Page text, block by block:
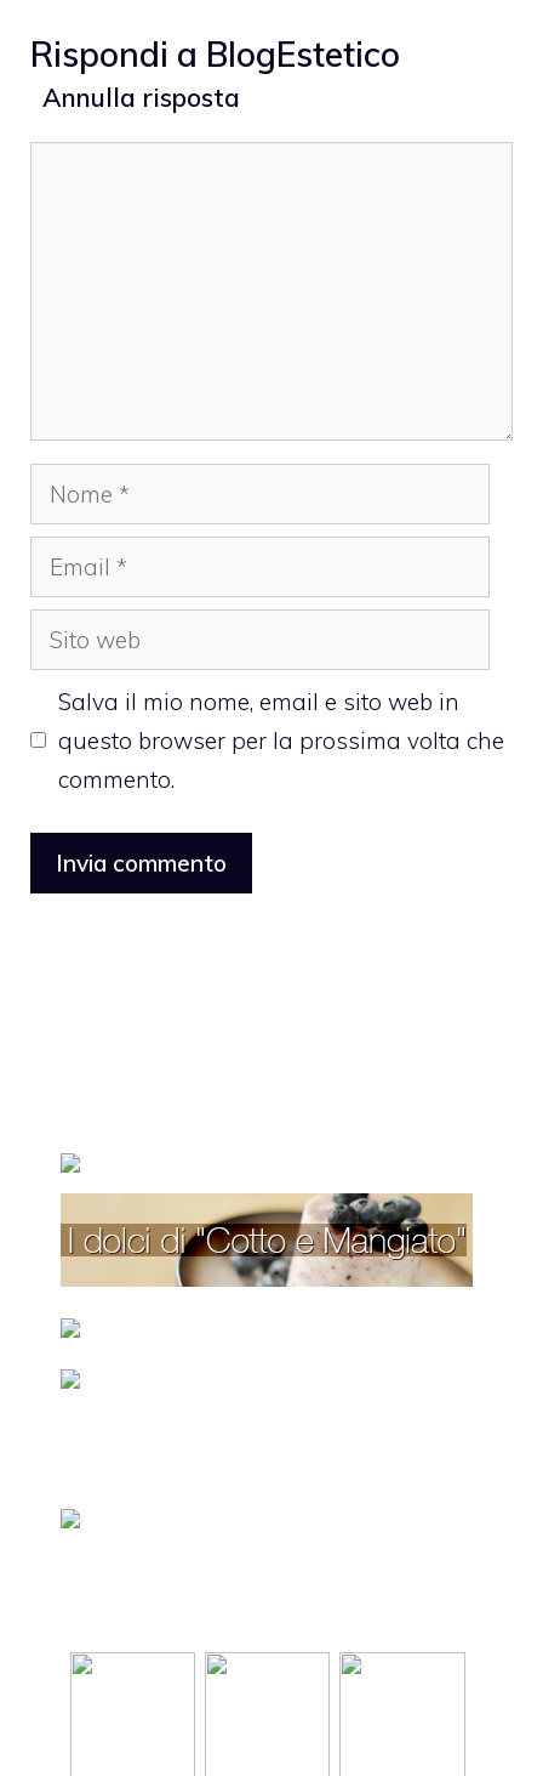
Rispondi a BlogEstetico
Annulla risposta
Nome
Email
Sito
web
Salva il mio nome, email e sito web in
questo browser per la prossima volta che
commento.